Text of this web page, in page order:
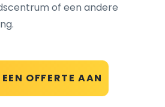
OFFERTE AAN
of een andere